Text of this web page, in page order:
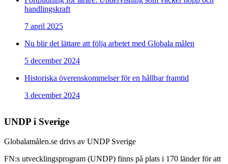
handlingskraft
7 april 2025
Nu blir det lättare att följa arbetet med Globala målen
5 december 2024
Historiska överenskommelser för en hållbar framtid
3 december 2024
UNDP i Sverige
Globalamålen.se drivs av UNDP Sverige
FN:s utvecklingsprogram (UNDP) finns på plats i 170 länder för att